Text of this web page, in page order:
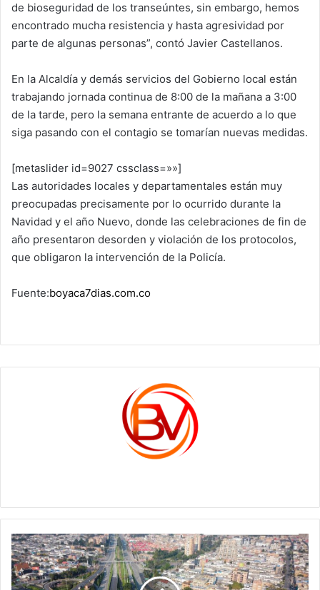
de bioseguridad de los transeúntes, sin embargo, hemos
encontrado mucha resistencia y hasta agresividad por
parte de algunas personas”, contó Javier Castellanos.
En la Alcaldía y demás servicios del Gobierno local están
trabajando jornada continua de 8:00 de la mañana a 3:00
de la tarde, pero la semana entrante de acuerdo a lo que
siga pasando con el contagio se tomarían nuevas medidas.
[metaslider id=9027 cssclass=»»]
Las autoridades locales y departamentales están muy
preocupadas precisamente por lo ocurrido durante la
Navidad y el año Nuevo, donde las celebraciones de fin de
año presentaron desorden y violación de los protocolos,
que obligaron la intervención de la Policía.
Fuente:boyaca7dias.com.co
Atención:
estos
son
los